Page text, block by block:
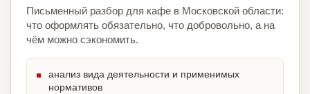
Письменный разбор для кафе в Московской области:
что оформлять обязательно, что добровольно, а на
чём можно сэкономить.
анализ вида деятельности и применимых
нормативов